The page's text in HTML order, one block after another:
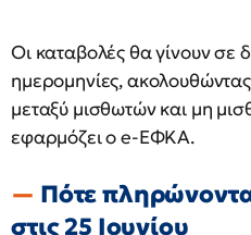
Οι καταβολές θα γίνουν σε
ημερομηνίες,
μεταξύ μισθωτών και μη
εφαρμόζει ο e-ΕΦΚΑ.
Πότε
στις 25 Ιουνίου